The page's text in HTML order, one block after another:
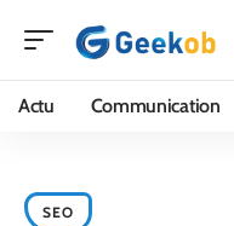
Actu Communication
SEO